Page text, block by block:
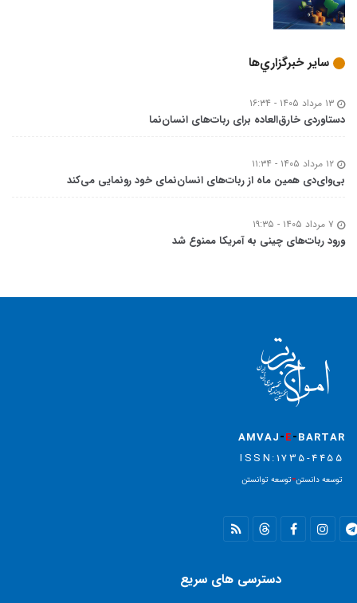
ساير خبرگزاري‌ها
دستاوردی خارق‌العاده برای ربات‌های انسان‌نما
بی‌وای‌دی همین ماه از ربات‌های انسان‌نمای خود رونمایی می‌کند
ورود ربات‌های چینی به آمریکا ممنوع شد
AMVAJ-E-BARTAR
ISSN:1735-4455
توسعه دانستن=توسعه توانستن
دسترسی های سریع